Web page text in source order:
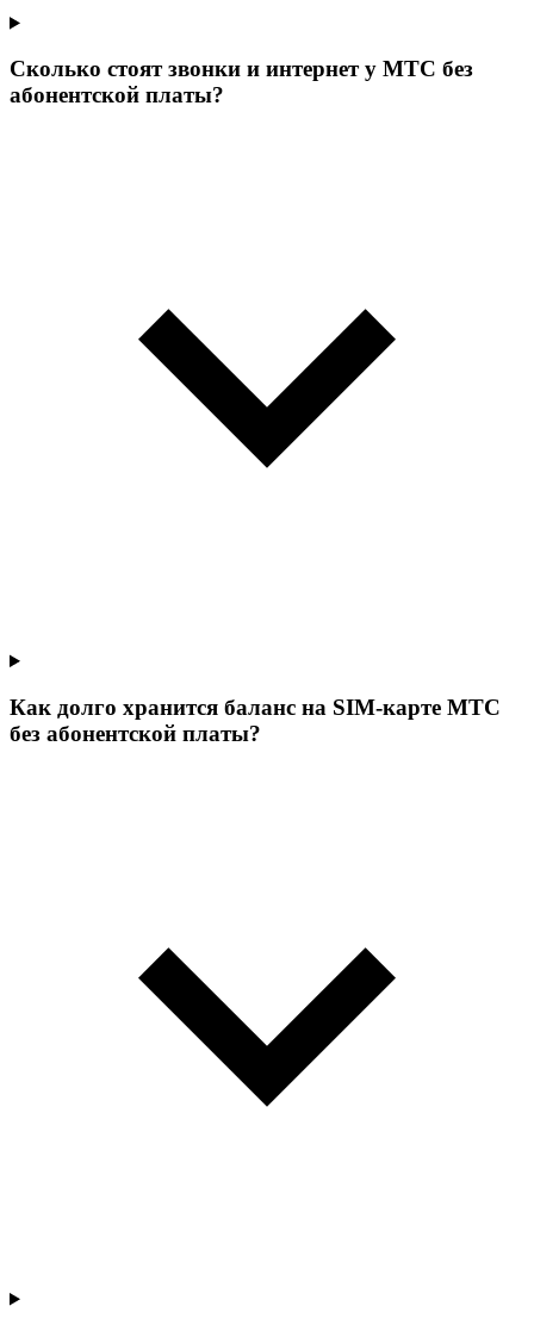
Сколько стоят звонки и интернет у МТС без
абонентской платы?
Как долго хранится баланс на SIM-карте МТС
без абонентской платы?